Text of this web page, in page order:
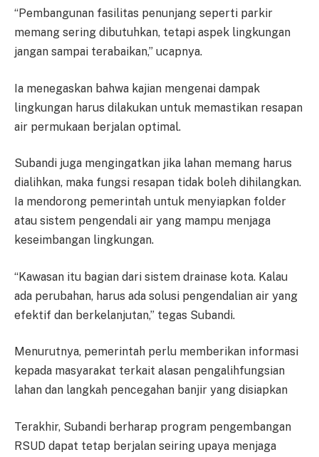
“Pembangunan fasilitas penunjang seperti parkir
memang sering dibutuhkan, tetapi aspek lingkungan
jangan sampai terabaikan,” ucapnya.
Ia menegaskan bahwa kajian mengenai dampak
lingkungan harus dilakukan untuk memastikan resapan
air permukaan berjalan optimal.
Subandi juga mengingatkan jika lahan memang harus
dialihkan, maka fungsi resapan tidak boleh dihilangkan.
Ia mendorong pemerintah untuk menyiapkan folder
atau sistem pengendali air yang mampu menjaga
keseimbangan lingkungan.
“Kawasan itu bagian dari sistem drainase kota. Kalau
ada perubahan, harus ada solusi pengendalian air yang
efektif dan berkelanjutan,” tegas Subandi.
Menurutnya, pemerintah perlu memberikan informasi
kepada masyarakat terkait alasan pengalihfungsian
lahan dan langkah pencegahan banjir yang disiapkan
Terakhir, Subandi berharap program pengembangan
RSUD dapat tetap berjalan seiring upaya menjaga